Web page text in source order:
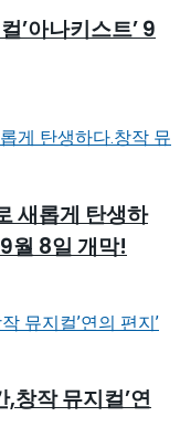
’아나키스트’ 9
새롭게 탄생하
월 8일 개막!
창작 뮤지컬’연